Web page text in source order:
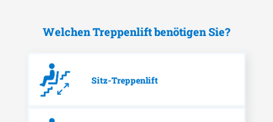
Welchen Treppenlift benötigen Sie?
Sitz-Treppenlift